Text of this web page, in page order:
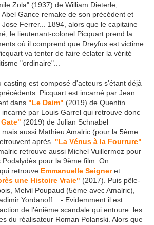
Zola" (1937) de William Dieterle,
Gance remake de son précédent et
Ferrer... 1894, alors que le capitaine
le lieutenant-colonel Picquart prend la
où il comprend que Dreyfus est victime
va tenter de faire éclater la vérité
"ordinaire"...
casting est composé d'acteurs s'étant déjà
Picquart est incarné par Jean
dans "Le Daim" (2019) de Quentin
par Louis Garrel qui retrouve donc
(2019) de Julian Schnabel
aussi Mathieu Amalric (pour la 5ème
après "La Vénus à la Fourrure"
retrouve aussi Michel Vuillermoz pour
pour la 9ème film. On
retrouve Emmanuelle Seigneret
une Histoire Vraie" (2017). Puis pêle-
Melvil Poupaud (5ème avec Amalric),
Yordanoff... - Evidemment il est
de l'énième scandale qui entoure les
du réalisateur Roman Polanski. Alors que